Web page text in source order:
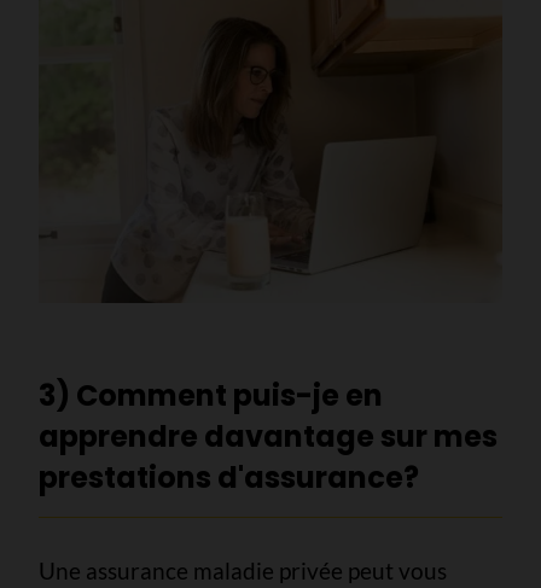
3) Comment puis-je en
apprendre davantage sur mes
prestations d'assurance?
Une assurance maladie privée peut vous